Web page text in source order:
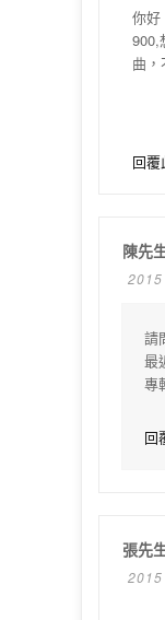
你
900,
曲，
回
陳先
2015
請
最
專
回
張先
2015